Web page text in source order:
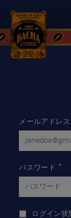
メールアドレス
パスワード *
ログイン状